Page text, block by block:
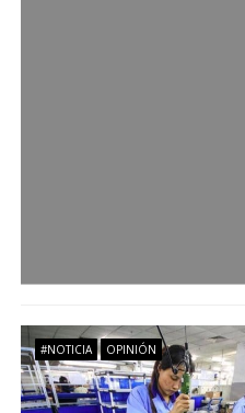
e
n
t
#NOTICIA OPINIÓN